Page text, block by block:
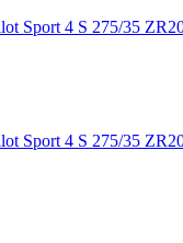
Sport 4 S 275/35
Sport 4 S 275/35